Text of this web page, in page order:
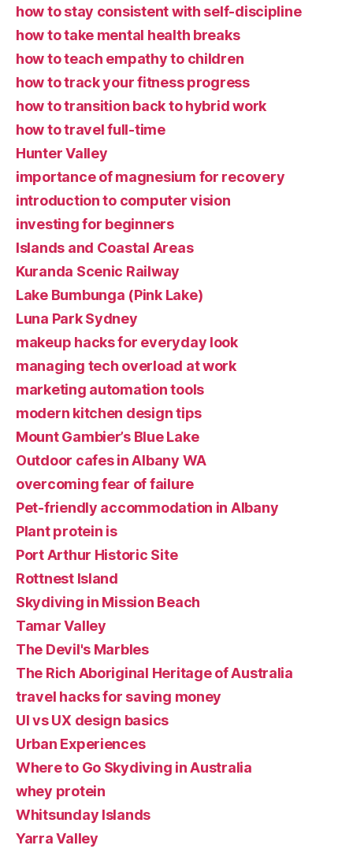
how to stay consistent with self-discipline
how to take mental health breaks
how to teach empathy to children
how to track your fitness progress
how to transition back to hybrid work
how to travel full-time
Hunter Valley
importance of magnesium for recovery
introduction to computer vision
investing for beginners
Islands and Coastal Areas
Kuranda Scenic Railway
Lake Bumbunga (Pink Lake)
Luna Park Sydney
makeup hacks for everyday look
managing tech overload at work
marketing automation tools
modern kitchen design tips
Mount Gambier’s Blue Lake
Outdoor cafes in Albany WA
overcoming fear of failure
Pet-friendly accommodation in Albany
Plant protein is
Port Arthur Historic Site
Rottnest Island
Skydiving in Mission Beach
Tamar Valley
The Devil's Marbles
The Rich Aboriginal Heritage of Australia
travel hacks for saving money
UI vs UX design basics
Urban Experiences
Where to Go Skydiving in Australia
whey protein
Whitsunday Islands
Yarra Valley